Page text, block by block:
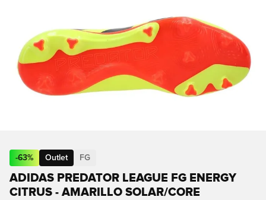
-63% Outlet FG
ADIDAS PREDATOR LEAGUE FG ENERGY
CITRUS - AMARILLO SOLAR/CORE